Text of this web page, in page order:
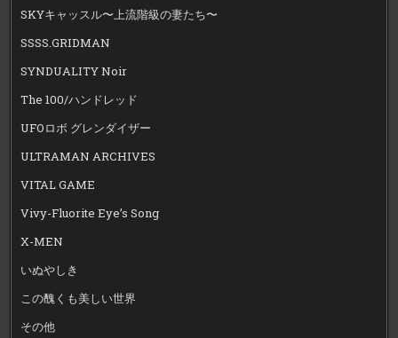
SKYキャッスル〜上流階級の妻たち〜
SSSS.GRIDMAN
SYNDUALITY Noir
The 100/ハンドレッド
UFOロボ グレンダイザー
ULTRAMAN ARCHIVES
VITAL GAME
Vivy-Fluorite Eye’s Song
X-MEN
いぬやしき
この醜くも美しい世界
その他